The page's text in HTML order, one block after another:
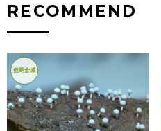
RECOMMEND
但馬全域